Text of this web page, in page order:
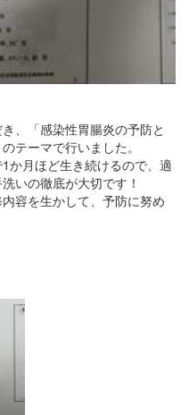
、「感染性胃腸炎の予防と
テーマで行いました。
か月ほど生き続けるので、適
いの徹底が大切です！
容を生かして、予防に努め